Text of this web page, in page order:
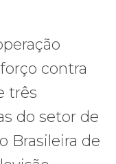
contra
três
do setor de
Brasileira de